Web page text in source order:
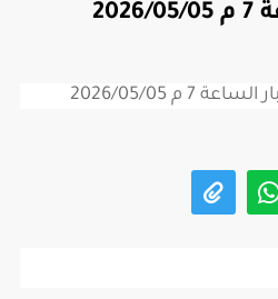
م 2026/05/05